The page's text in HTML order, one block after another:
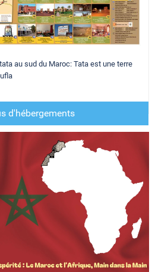
au sud du Maroc: Tata est une terre
d'hébergements